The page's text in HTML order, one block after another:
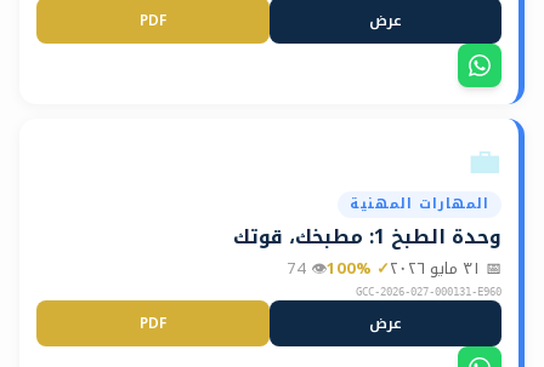
عرض PDF
💼
المهارات المهنية
وحدة الطبخ 1: مطبخك، قوتك
📅 ٣١ مايو ٢٠٢٦ ✓
100%
👁
74
GCC-2026-027-000131-E960
عرض PDF